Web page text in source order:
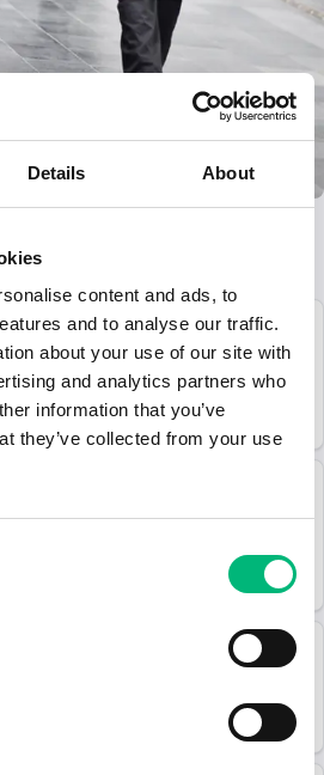
Details About
content and ads, to
and to analyse our traffic.
about your use of our site with
and analytics partners who
information that you’ve
they’ve collected from your use
yrket Ordningsvakt:
söker ordningsvakt...
2026-09-30
2026-08-05
2026-08-15